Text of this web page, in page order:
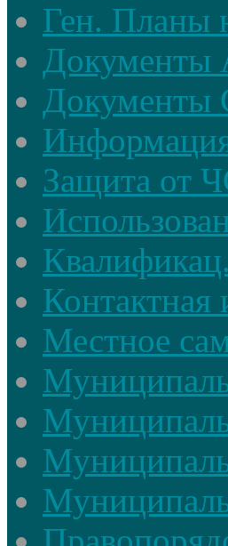
Ген. Планы
Документы
Документы
Защита от
Местное